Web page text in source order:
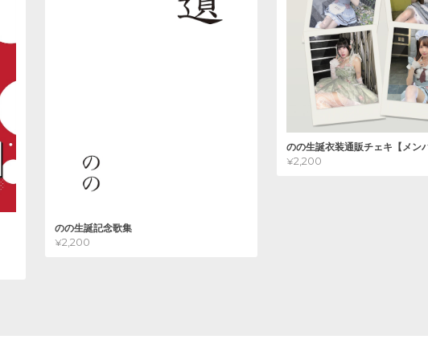
のの生誕記念歌集
¥2,200
のの生誕衣装通販チェキ【メン
¥2,200